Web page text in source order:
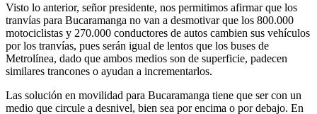
Visto lo anterior, señor presidente, nos permitimos afirmar que los
tranvías para Bucaramanga no van a desmotivar que los 800.000
motociclistas y 270.000 conductores de autos cambien sus vehículos
por los tranvías, pues serán igual de lentos que los buses de
Metrolínea, dado que ambos medios son de superficie, padecen
similares trancones o ayudan a incrementarlos.
Las solución en movilidad para Bucaramanga tiene que ser con un
medio que circule a desnivel, bien sea por encima o por debajo. En